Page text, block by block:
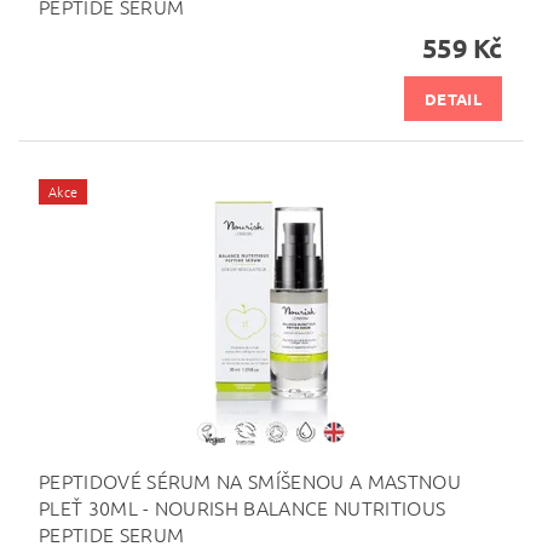
PEPTIDE SERUM
559 Kč
DETAIL
Akce
PEPTIDOVÉ SÉRUM NA SMÍŠENOU A MASTNOU
PLEŤ 30ML - NOURISH BALANCE NUTRITIOUS
PEPTIDE SERUM